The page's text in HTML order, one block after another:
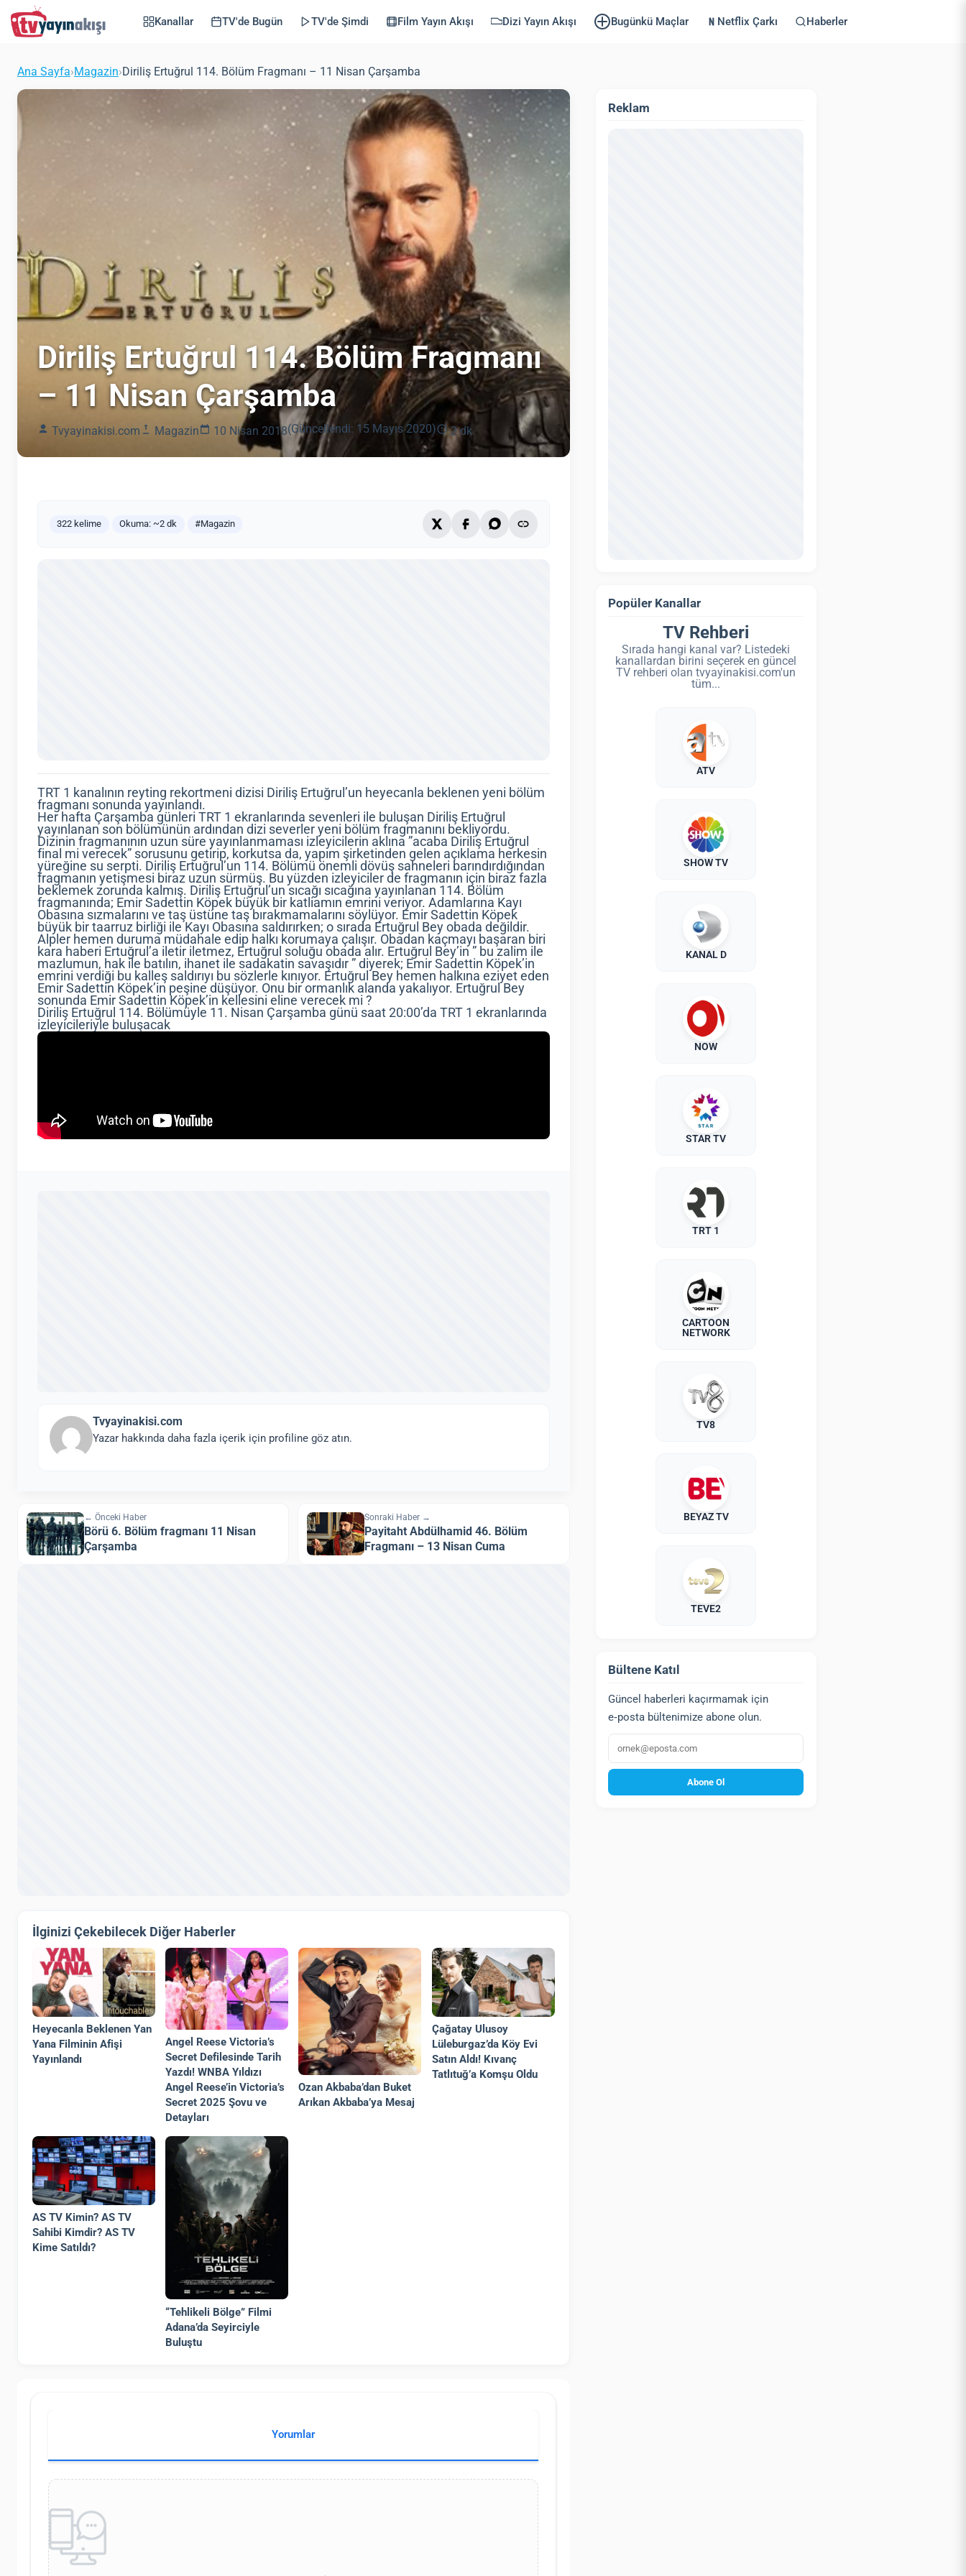
Kanallar TV'de Bugün TV'de Şimdi Film Yayın Akışı Dizi Yayın Akışı Bugünkü Maçlar Netflix Çarkı Haberler
Ana Sayfa›Magazin›Diriliş Ertuğrul 114. Bölüm Fragmanı – 11 Nisan Çarşamba
Diriliş Ertuğrul 114. Bölüm Fragmanı
– 11 Nisan Çarşamba
Tvyayinakisi.com Magazin 10 Nisan 2018(Güncellendi: 15 Mayıs 2020) 2 dk
322 kelime Okuma: ~2 dk #Magazin
TRT 1 kanalının reyting rekortmeni dizisi Diriliş Ertuğrul’un heyecanla beklenen yeni bölüm
fragmanı sonunda yayınlandı.
Her hafta Çarşamba günleri TRT 1 ekranlarında sevenleri ile buluşan Diriliş Ertuğrul
yayınlanan son bölümünün ardından dizi severler yeni bölüm fragmanını bekliyordu.
Dizinin fragmanının uzun süre yayınlanmaması izleyicilerin aklına ”acaba Diriliş Ertuğrul
final mi verecek” sorusunu getirip, korkutsa da, yapım şirketinden gelen açıklama herkesin
yüreğine su serpti. Diriliş Ertuğrul’un 114. Bölümü önemli dövüş sahneleri barındırdığından
fragmanın yetişmesi biraz uzun sürmüş. Bu yüzden izleyiciler de fragmanın için biraz fazla
beklemek zorunda kalmış. Diriliş Ertuğrul’un sıcağı sıcağına yayınlanan 114. Bölüm
fragmanında; Emir Sadettin Köpek büyük bir katliamın emrini veriyor. Adamlarına Kayı
Obasına sızmalarını ve taş üstüne taş bırakmamalarını söylüyor. Emir Sadettin Köpek
büyük bir taarruz birliği ile Kayı Obasına saldırırken; o sırada Ertuğrul Bey obada değildir.
Alpler hemen duruma müdahale edip halkı korumaya çalışır. Obadan kaçmayı başaran biri
kara haberi Ertuğrul’a iletir iletmez, Ertuğrul soluğu obada alır. Ertuğrul Bey’in ” bu zalim ile
mazlumun, hak ile batılın, ihanet ile sadakatin savaşıdır ” diyerek; Emir Sadettin Köpek’in
emrini verdiği bu kalleş saldırıyı bu sözlerle kınıyor. Ertuğrul Bey hemen halkına eziyet eden
Emir Sadettin Köpek’in peşine düşüyor. Onu bir ormanlık alanda yakalıyor. Ertuğrul Bey
sonunda Emir Sadettin Köpek’in kellesini eline verecek mi ?
Diriliş Ertuğrul 114. Bölümüyle 11. Nisan Çarşamba günü saat 20:00’da TRT 1 ekranlarında
izleyicileriyle buluşacak
Tvyayinakisi.com
Yazar hakkında daha fazla içerik için profiline göz atın.
← Önceki Haber
Börü 6. Bölüm fragmanı 11 Nisan
Çarşamba
Sonraki Haber →
Payitaht Abdülhamid 46. Bölüm
Fragmanı – 13 Nisan Cuma
İlginizi Çekebilecek Diğer Haberler
Heyecanla Beklenen Yan
Yana Filminin Afişi
Yayınlandı
Angel Reese Victoria’s
Secret Defilesinde Tarih
Yazdı! WNBA Yıldızı
Angel Reese’in Victoria’s
Secret 2025 Şovu ve
Detayları
Ozan Akbaba’dan Buket
Arıkan Akbaba’ya Mesaj
Çağatay Ulusoy
Lüleburgaz’da Köy Evi
Satın Aldı! Kıvanç
Tatlıtuğ’a Komşu Oldu
AS TV Kimin? AS TV
Sahibi Kimdir? AS TV
Kime Satıldı?
“Tehlikeli Bölge” Filmi
Adana’da Seyirciyle
Buluştu
Yorumlar
Reklam
Popüler Kanallar
TV Rehberi
Sırada hangi kanal var? Listedeki
kanallardan birini seçerek en güncel
TV rehberi olan tvyayinakisi.com'un
tüm...
ATV
SHOW TV
KANAL D
NOW
STAR TV
TRT 1
CARTOON
NETWORK
TV8
BEYAZ TV
TEVE2
Bültene Katıl
Güncel haberleri kaçırmamak için
e‑posta bültenimize abone olun.
E‑posta
Abone Ol